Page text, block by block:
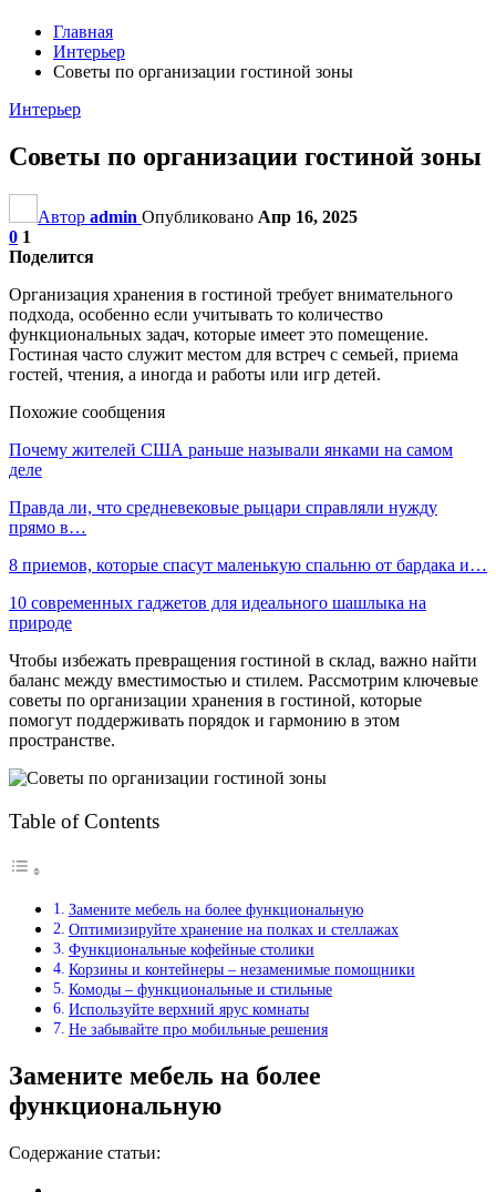
Главная
Интерьер
Советы по организации гостиной зоны
Интерьер
Советы по организации гостиной зоны
Автор admin Опубликовано Апр 16, 2025
0 1
Поделится
Организация хранения в гостиной требует внимательного
подхода, особенно если учитывать то количество
функциональных задач, которые имеет это помещение.
Гостиная часто служит местом для встреч с семьей, приема
гостей, чтения, а иногда и работы или игр детей.
Похожие сообщения
Почему жителей США раньше называли янками на самом
деле
Правда ли, что средневековые рыцари справляли нужду
прямо в…
8 приемов, которые спасут маленькую спальню от бардака и…
10 современных гаджетов для идеального шашлыка на
природе
Чтобы избежать превращения гостиной в склад, важно найти
баланс между вместимостью и стилем. Рассмотрим ключевые
советы по организации хранения в гостиной, которые
помогут поддерживать порядок и гармонию в этом
пространстве.
Table of Contents
Замените мебель на более функциональную
Оптимизируйте хранение на полках и стеллажах
Функциональные кофейные столики
Корзины и контейнеры – незаменимые помощники
Комоды – функциональные и стильные
Используйте верхний ярус комнаты
Не забывайте про мобильные решения
Замените мебель на более
функциональную
Содержание статьи: